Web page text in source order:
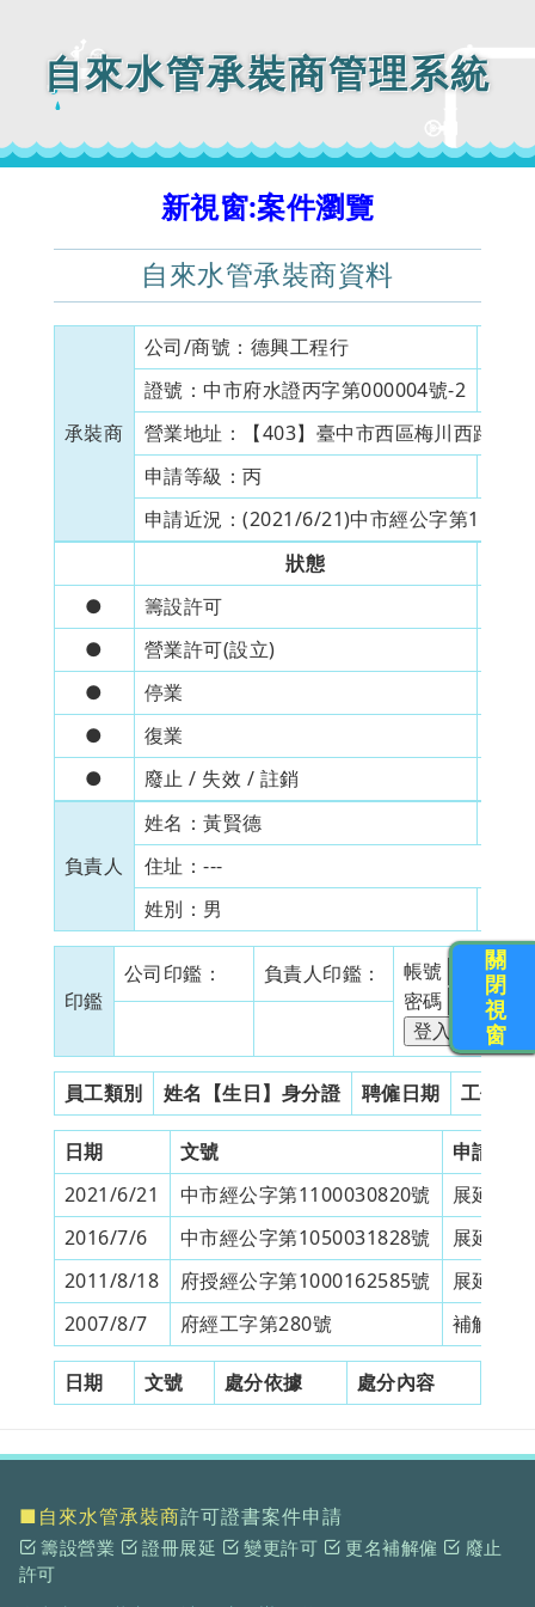
自來水管承裝商管理系統
新視窗:案件瀏覽
自來水管承裝商資料
承裝商
公司/商號： 德興工程行
證號： 中市府水證丙字第000004號-2
營業地址：
【403】臺中市西區梅川西路一
申請等級：丙
申請近況：(2021/6/21)中市經公字第
狀態
●
籌設許可
●
營業許可(設立)
●
停業
●
復業
●
廢止 / 失效 / 註銷
負責人
姓名：黃賢德
住址：---
姓別： 男
印鑑
公司印鑑： 負責人印鑑：
帳號
密碼
員工類別 姓名【生日】身分證 聘僱日期 工作證
日期 文號
申請類別
2021/6/21
中市經公字第1100030820號
展延營
2016/7/6
中市經公字第1050031828號
展延營
2011/8/18
府授經公字第1000162585號
展延營
2007/8/7
府經工字第280號 補解僱
日期 文號 處分依據 處分內容
關
閉
視
窗
■自來水管承裝商許可證書案件申請
籌設營業 證冊展延 變更許可 更名補解僱
廢止
許可